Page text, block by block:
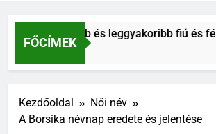
FŐCÍMEK
Legnépszerűbb és leggyakoribb fiú és
6 Év Ezelőtt
Kezdőoldal
Női név
A Borsika névnap eredete és jelentése